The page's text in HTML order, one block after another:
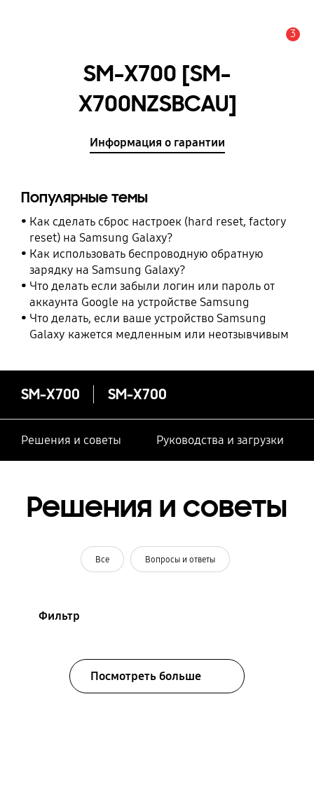
3
SM-X700 [SM-
X700NZSBCAU]
Информация о гарантии
Популярные темы
Как сделать сброс настроек (hard reset, factory
reset) на Samsung Galaxy?
Как использовать беспроводную обратную
зарядку на Samsung Galaxy?
Что делать если забыли логин или пароль от
аккаунта Google на устройстве Samsung
Что делать, если ваше устройство Samsung
Galaxy кажется медленным или неотзывчивым
SM-X700 SM-X700
Решения и советы Руководства и загрузки
Решения и советы
Все Вопросы и ответы
Фильтр
Посмотреть больше